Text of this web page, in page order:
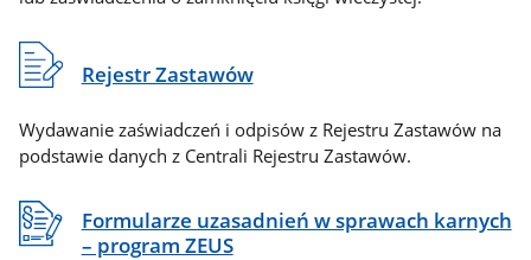
Rejestr Zastawów
Wydawanie zaświadczeń i odpisów z Rejestru Zastawów na
podstawie danych z Centrali Rejestru Zastawów.
Formularze uzasadnień w sprawach karnych
– program ZEUS